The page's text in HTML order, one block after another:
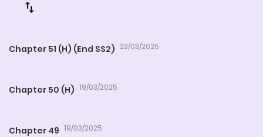
Chapter 51 (H) (End SS2) 23/03/2025
Chapter 50 (H) 19/03/2025
Chapter 49 19/03/2025